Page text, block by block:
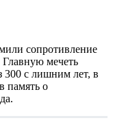
сопротивление
Главную мечеть
300 с лишним лет, в
память о